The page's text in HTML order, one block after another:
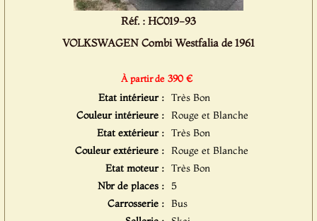
Réf. : HC019-93
VOLKSWAGEN Combi Westfalia de 1961
À partir de 390 €
Etat intérieur : Très Bon
Couleur intérieure : Rouge et Blanche
Etat extérieur : Très Bon
Couleur extérieure : Rouge et Blanche
Etat moteur : Très Bon
Nbr de places : 5
Carrosserie : Bus